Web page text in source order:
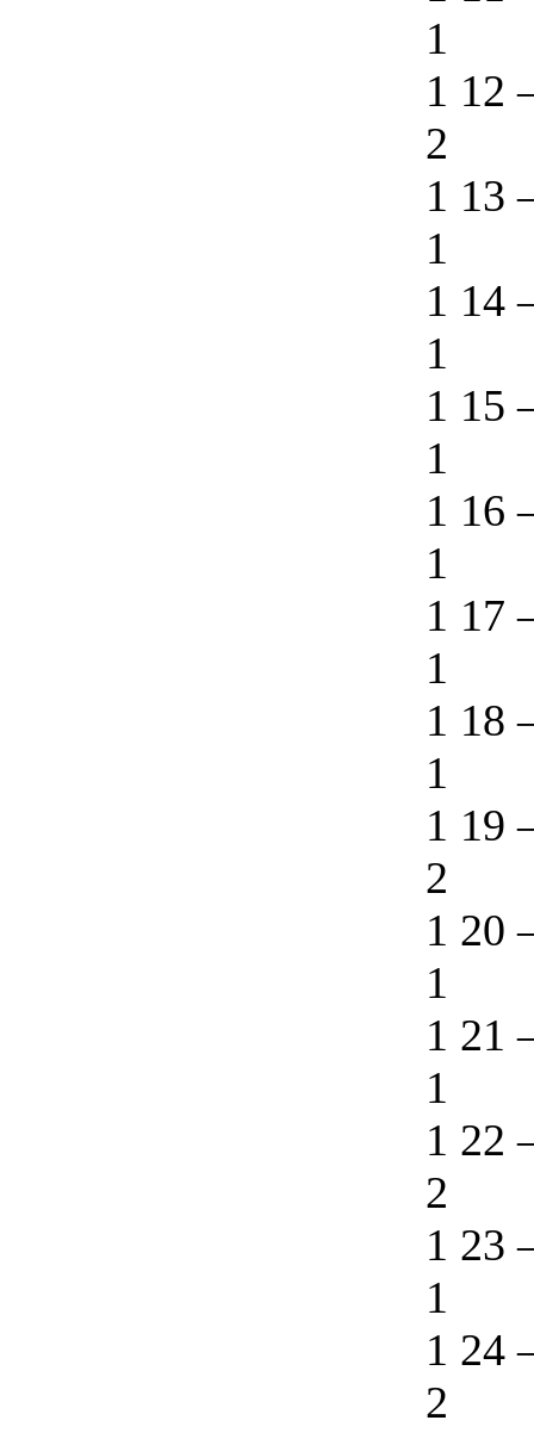
1
1 12
2
1 13
1
1 14
1
1 15
1
1 16
1
1 17
1
1 18
1
1 19
2
1 20
1
1 21
1
1 22
2
1 23
1
1 24
2